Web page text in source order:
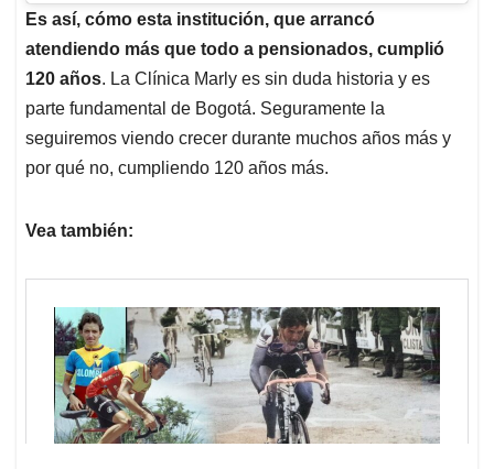
Es así, cómo esta institución, que arrancó
atendiendo más que todo a pensionados, cumplió
120 años. La Clínica Marly es sin duda historia y es
parte fundamental de Bogotá. Seguramente la
seguiremos viendo crecer durante muchos años más y
por qué no, cumpliendo 120 años más.
Vea también: